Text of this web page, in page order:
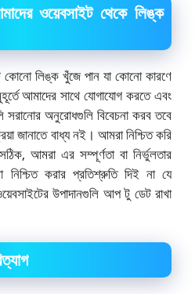
ওয়েবসাইট থেকে লিঙ্ক
কোনো লিঙ্ক খুঁজে পান যা কোনো কারণে
আমাদের সাথে যোগাযোগ করতে এবং
অনুরোধগুলি বিবেচনা করব তবে
জানাতে বাধ্য নই। আমরা নিশ্চিত করি
আমরা এর সম্পূর্ণতা বা নির্ভুলতার
করার প্রতিশ্রুতি দিই না যে
উপাদানগুলি আপ টু ডেট রাখা